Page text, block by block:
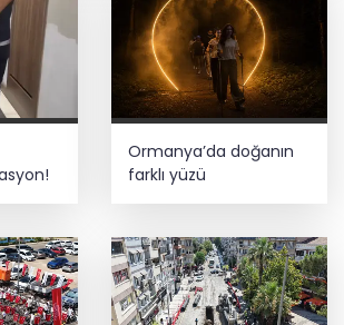
Menderes Belediye Başkanı İlkay
Çiçek'i kesin ihraç talebiyle disipline
sevk etti
Fındık alım fiyatları açıklandı... Alımlar
Ağustos'ta başlıyor
Kamu kategorisinde zirvede
Ormanya’da doğanın
farklı yüzü